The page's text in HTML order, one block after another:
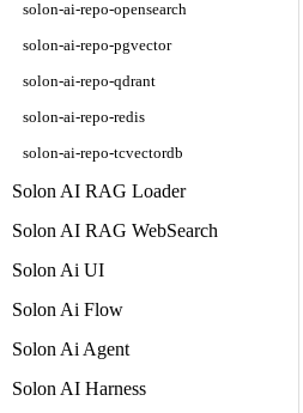
solon-ai-repo-opensearch
solon-ai-repo-pgvector
solon-ai-repo-qdrant
solon-ai-repo-redis
solon-ai-repo-tcvectordb
Solon AI RAG Loader
Solon AI RAG WebSearch
Solon Ai UI
Solon Ai Flow
Solon Ai Agent
Solon AI Harness